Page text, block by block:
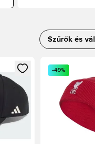
Szűrők és
a bejelentkezéshez
Megnyit egy
-49%